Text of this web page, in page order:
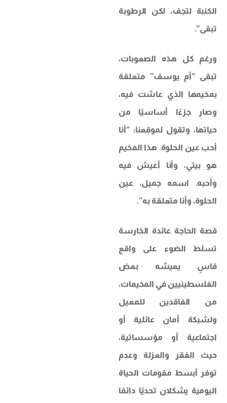
الكنبة لتجف، لكن الرطوبة
تبقى”.
ورغم كل هذه الصعوبات،
تبقى “أم يوسف” متعلقة
بمخيمها الذي عاشت فيه،
وصار جزءًا أساسيًا من
حياتها، وتقول لموقعنا: “أنا
أحب عين الحلوة. هذا المخيم
هو بيتي، وأنا أعيش فيه
وأحبه. اسمه جميل، عين
الحلوة، وأنا متعلقة به”.
قصة الحاجة عائدة الخارسة
تسلط الضوء على واقع
قاسٍ يعيشه بعض
الفلسطينيين في المخيمات،
من الفاقدين للمعيل
ولشبكة أمان عائلية أو
اجتماعية أو مؤسساتية،
حيث الفقر والعزلة وعدم
توفر أبسط مقومات الحياة
اليومية يشكلان تحديًا دائمًا